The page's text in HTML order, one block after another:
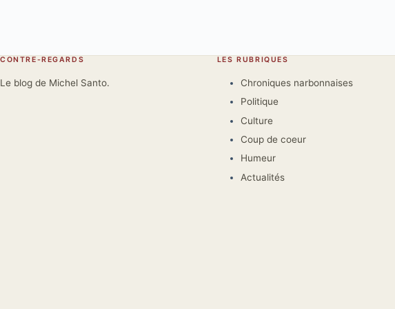
CONTRE-REGARDS
Le blog de Michel Santo.
LES RUBRIQUES
Chroniques narbonnaises
Politique
Culture
Coup de coeur
Humeur
Actualités